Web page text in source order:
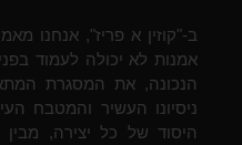
ב-"קוזין א פריז", אנחנו
אמנות לא יכולה לעמוד
הנכונה, את המסגרת
ניסיונו העשיר והמטבח
היסוד של כל יצירה,